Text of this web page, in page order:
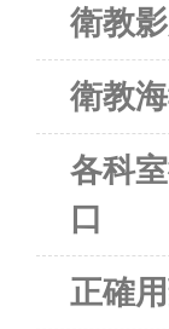
衛教
衛教
各科
口
正確